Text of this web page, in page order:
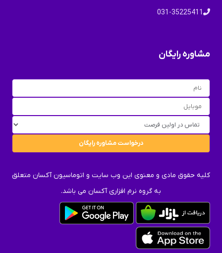
031-35225411
مشاوره رایگان
کلیه حقوق مادی و معنوی این وب سایت و اتوماسیون آکسان متعلق
به گروه نرم افزاری آکسان می باشد.